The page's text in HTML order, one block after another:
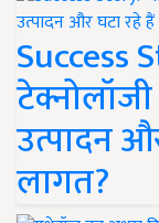
Success
उत्पादन
लागत?